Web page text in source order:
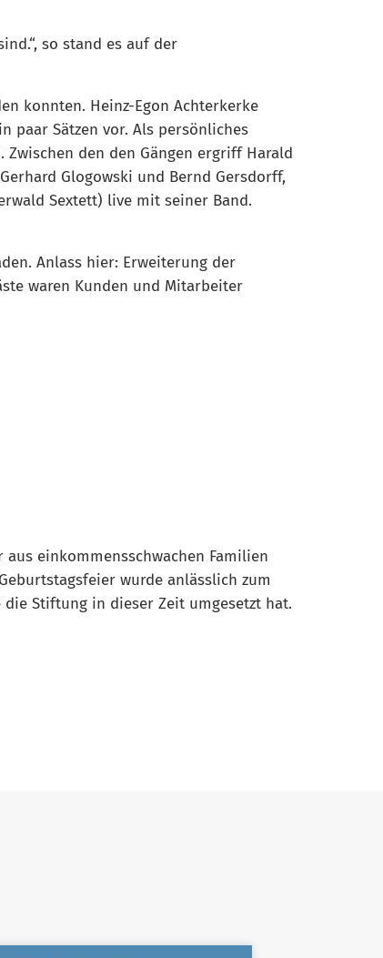
so stand es auf der
konnten. Heinz-Egon Achterkerke
paar Sätzen vor. Als persönliches
den den Gängen ergriff Harald
Glogowski und Bernd Gersdorff,
Sextett) live mit seiner Band.
Anlass hier: Erweiterung der
waren Kunden und Mitarbeiter
einkommensschwachen Familien
wurde anlässlich zum
Stiftung in dieser Zeit umgesetzt hat.